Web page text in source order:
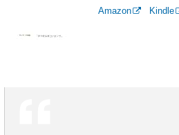
Amazon
Kindle